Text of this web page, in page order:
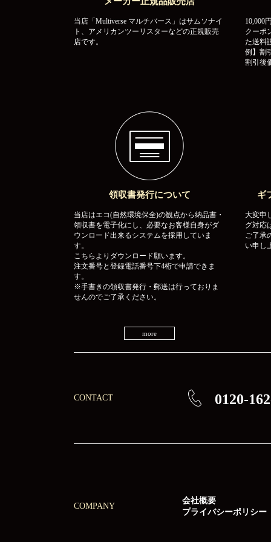
当店「Multiverse マルチバース」はサムソナイ
ト、アメリカンツーリスターなどの正規販売
店です。
10,000
クーポ
た送料
例】割
割引後
領収書発行について
当店はエコ(自然環境保全)の観点から納品書・
領収書を電子化にし、必要なお客様自身がダ
ウンロード出来るシステムを採用していま
す。
こちらよりダウンロード願います。
注文番号と登録電話番号下4桁で申請できま
す。
※手書きの領収書発行・郵送は行っておりま
せんのでご了承ください。
more
ギ
大変申
グ対応
ご了承
い申し
CONTACT 0120-
COMPANY
会社概要
プライバシーポリシー